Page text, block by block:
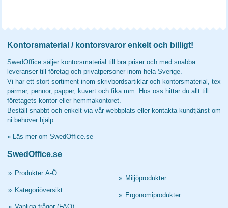
Kontorsmaterial / kontorsvaror enkelt och billigt!
SwedOffice säljer kontorsmaterial till bra priser och med snabba
leveranser till företag och privatpersoner inom hela Sverige.
Vi har ett stort sortiment inom skrivbordsartiklar och kontorsmaterial, tex
pärmar, pennor, papper, kuvert och fika mm. Hos oss hittar du allt till
företagets kontor eller hemmakontoret.
Beställ snabbt och enkelt via vår webbplats eller kontakta kundtjänst om
ni behöver hjälp.
» Läs mer om SwedOffice.se
SwedOffice.se
» Produkter A-Ö
» Kategoriöversikt
» Miljöprodukter
» Ergonomiprodukter